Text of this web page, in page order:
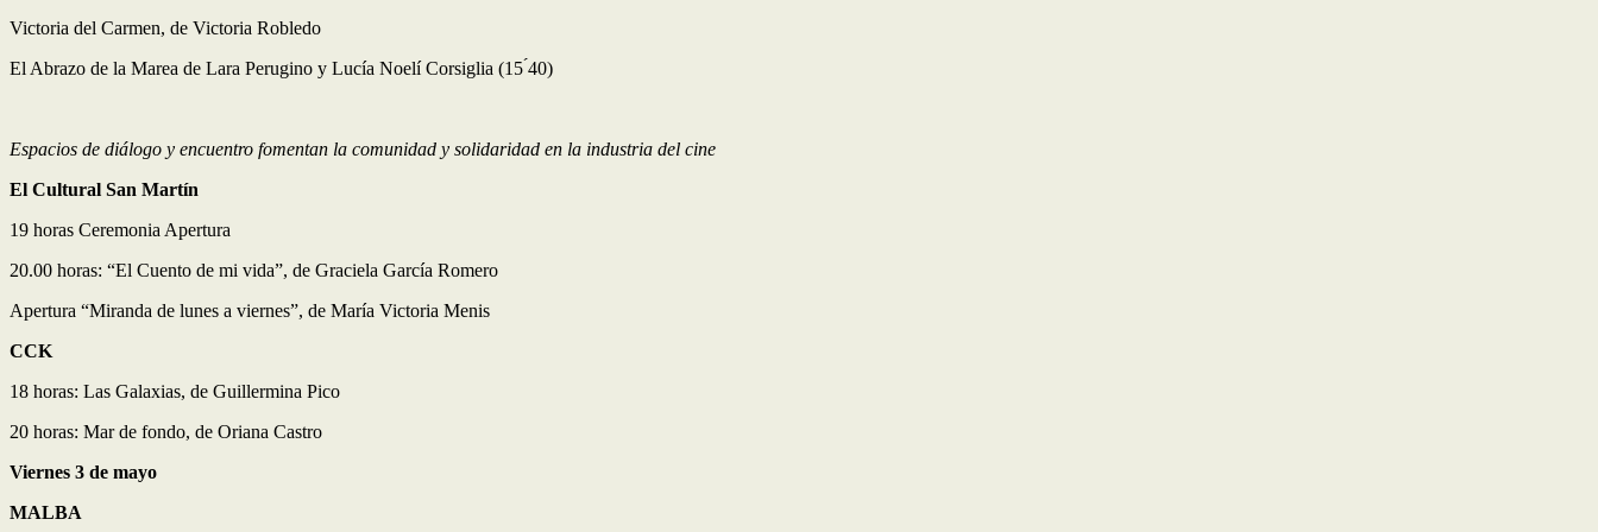
Victoria del Carmen, de Victoria Robledo
El Abrazo de la Marea de Lara Perugino y Lucía Noelí Corsiglia (15 ́40)
Espacios de diálogo y encuentro fomentan la comunidad y solidaridad en la industria del cine
El Cultural San Martín
19 horas Ceremonia Apertura
20.00 horas: “El Cuento de mi vida”, de Graciela García Romero
Apertura “Miranda de lunes a viernes”, de María Victoria Menis
CCK
18 horas: Las Galaxias, de Guillermina Pico
20 horas: Mar de fondo, de Oriana Castro
Viernes 3 de mayo
MALBA